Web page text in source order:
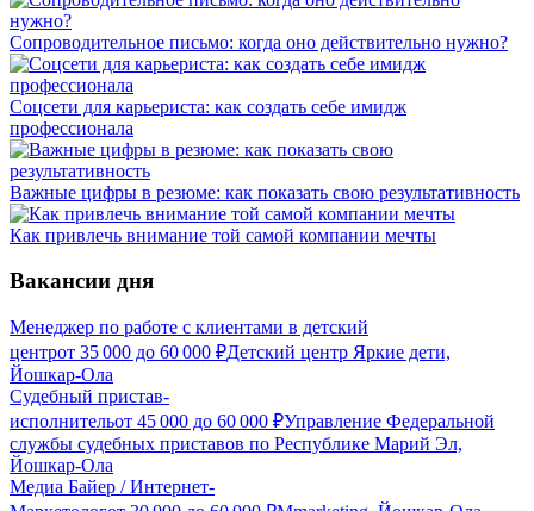
Сопроводительное письмо: когда оно действительно нужно?
Соцсети для карьериста: как создать себе имидж
профессионала
Важные цифры в резюме: как показать свою результативность
Как привлечь внимание той самой компании мечты
Вакансии дня
Менеджер по работе с клиентами в детский
центрот 35 000 до 60 000 ₽Детский центр Яркие дети,
Йошкар-Ола
Судебный пристав-
исполнительот 45 000 до 60 000 ₽Управление Федеральной
службы судебных приставов по Республике Марий Эл,
Йошкар-Ола
Медиа Байер / Интернет-